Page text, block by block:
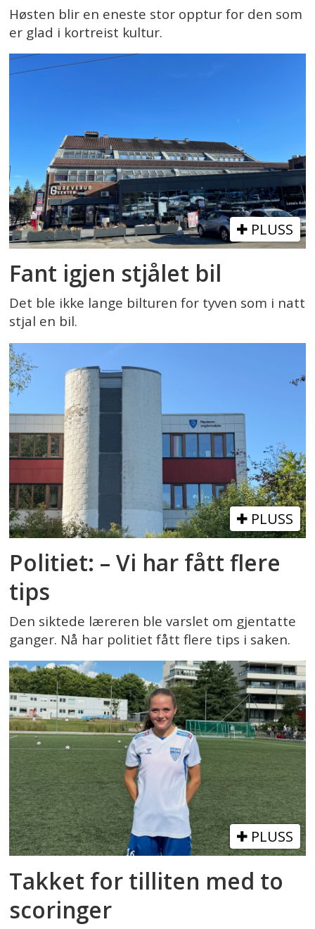
Høsten blir en eneste stor opptur for den som
er glad i kortreist kultur.
PLUSS
Fant igjen stjålet bil
Det ble ikke lange bilturen for tyven som i natt
stjal en bil.
PLUSS
Politiet: – Vi har fått flere
tips
Den siktede læreren ble varslet om gjentatte
ganger. Nå har politiet fått flere tips i saken.
PLUSS
Takket for tilliten med to
scoringer